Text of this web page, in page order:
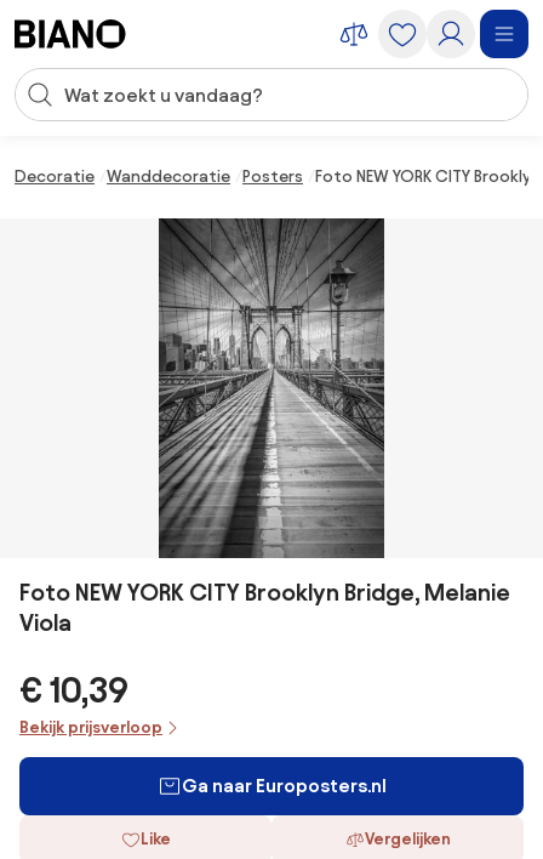
Zoekopdracht invoeren
Decoratie Wanddecoratie Posters Foto NEW YORK CITY
Foto NEW YORK CITY Brooklyn Bridge, Melanie
Viola
€ 10,39
Bekijk prijsverloop
Ga naar Europosters.nl
Like Vergelijken